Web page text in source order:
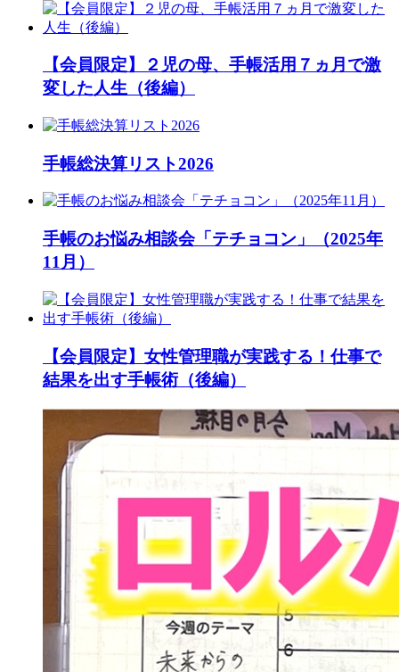
【会員限定】２児の母、手帳活用７ヵ月で激
変した人生（後編）
手帳総決算リスト2026
手帳のお悩み相談会「テチョコン」（2025年
11月）
【会員限定】女性管理職が実践する！仕事で
結果を出す手帳術（後編）